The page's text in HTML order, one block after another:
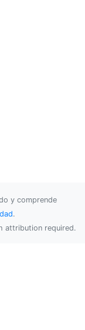
y comprende
.
attribution required.